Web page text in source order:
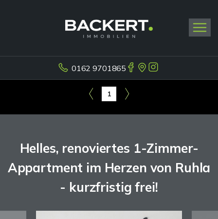
0162 9701865
1
Helles, renoviertes 1-Zimmer-
Appartment im Herzen von Ruhla
- kurzfristig frei!